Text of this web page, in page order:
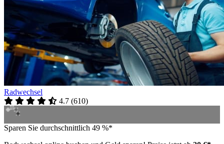
Radwechsel
4.7 (610)
Sparen Sie durchschnittlich 49 %*